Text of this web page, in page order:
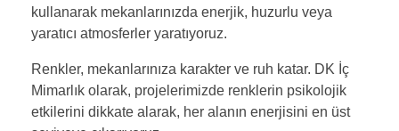
kullanarak mekanlarınızda enerjik, huzurlu veya
yaratıcı atmosferler yaratıyoruz.
Renkler, mekanlarınıza karakter ve ruh katar. DK İç
Mimarlık olarak, projelerimizde renklerin psikolojik
etkilerini dikkate alarak, her alanın enerjisini en üst